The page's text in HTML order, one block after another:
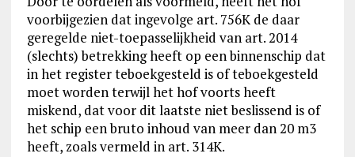
voorbijgezien dat ingevolge art. 756K de daar
geregelde niet-toepasselijkheid van art. 2014
(slechts) betrekking heeft op een binnenschip dat
in het register teboekgesteld is of teboekgesteld
moet worden terwijl het hof voorts heeft
miskend, dat voor dit laatste niet beslissend is of
het schip een bruto inhoud van meer dan 20 m3
heeft, zoals vermeld in art. 314K.